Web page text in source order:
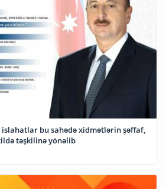
islahatlar bu sahədə xidmətlərin şəffaf,
şəkildə təşkilinə yönəlib